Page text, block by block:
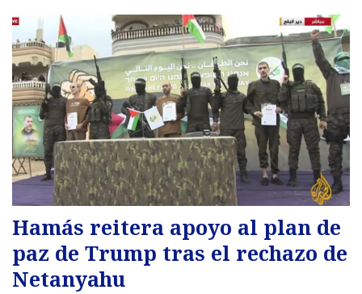
Hamás reitera apoyo al plan de
paz de Trump tras el rechazo de
Netanyahu